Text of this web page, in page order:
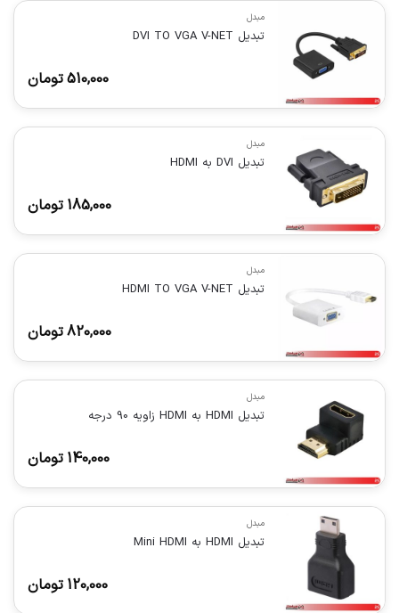
مبدل
تبدیل DVI TO VGA V-NET
510,000تومان
مبدل
تبدیل DVI به HDMI
185,000 تومان
مبدل
تبدیل HDMI TO VGA V-NET
820,000تومان
مبدل
تبدیل HDMI به HDMI زاویه 90 درجه
140,000 تومان
مبدل
تبدیل HDMI به Mini HDMI
120,000 تومان